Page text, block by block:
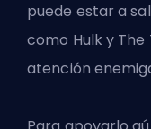
puede estar a
como Hulk y
atención